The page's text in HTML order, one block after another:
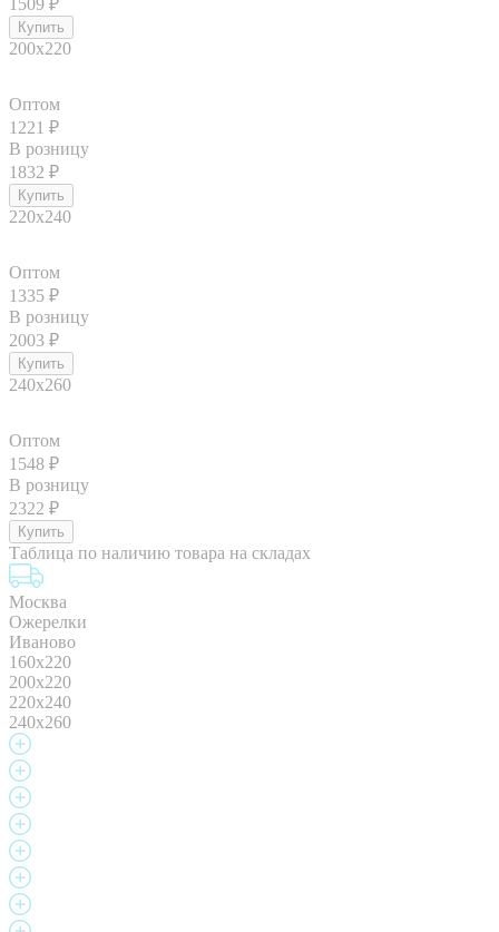
200x220
Оптом
1221 ₽
В розницу
1832 ₽
220x240
Оптом
1335 ₽
В розницу
2003 ₽
240x260
Оптом
1548 ₽
В розницу
2322 ₽
Таблица по наличию товара на складах
Москва
Ожерелки
Иваново
160x220
200x220
220x240
240x260